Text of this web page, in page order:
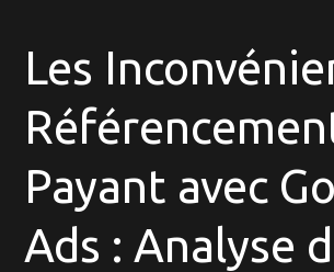
Les
Payant avec
Ads : Analyse